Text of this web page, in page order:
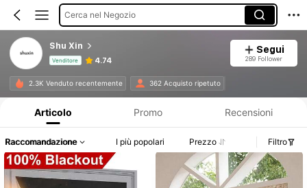
Cerca nel Negozio
Shu Xin
Venditore 4.74
Segui
289 Follower
2.3K Venduto recentemente 362 Acquisto ripetuto
Articolo Promo Recensioni
Raccomandazione I più popolari Prezzo Filtro